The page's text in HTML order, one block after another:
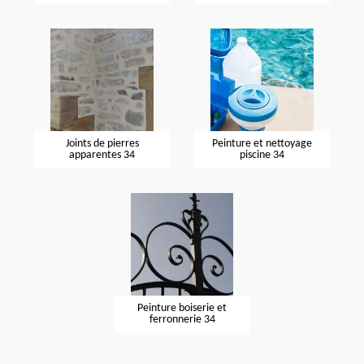
Joints de pierres
apparentes 34
Peinture et nettoyage
piscine 34
Peinture boiserie et
ferronnerie 34